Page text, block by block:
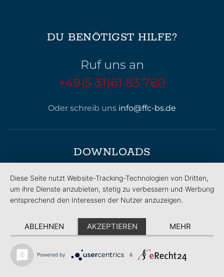
DU BENÖTIGST HILFE?
Ruf uns an
+49(5 31)61 83 760
Oder schreib uns info@ffc-bs.de
DOWNLOADS
Mitgliedsantrag
Satzung
Probetraining
Diese Seite nutzt Website-Tracking-Technologien von Dritten,
um ihre Dienste anzubieten, stetig zu verbessern und Werbung
entsprechend den Interessen der Nutzer anzuzeigen.
ABLEHNEN AKZEPTIEREN MEHR
Powered by &